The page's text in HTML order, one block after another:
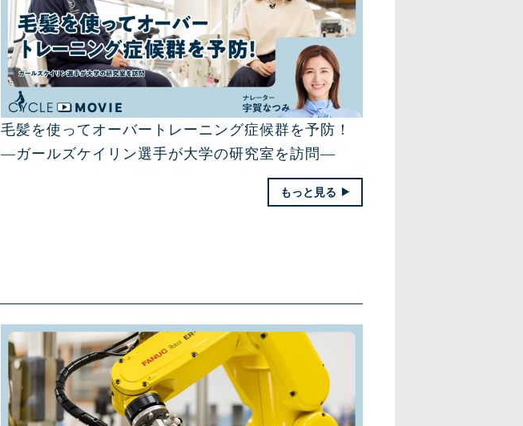
毛髪を使ってオーバートレーニング症候群を予防！
―ガールズケイリン選手が大学の研究室を訪問―
もっと見る